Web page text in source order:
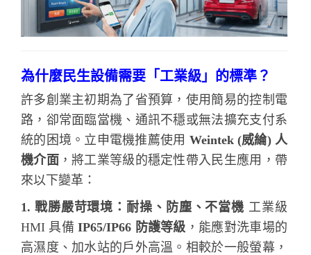
為什麼民生設備需要「工業級」的標準？
許多創業主初期為了省預算，使用簡易的控制電
路，卻常面臨當機、通訊不穩或無法擴充支付系
統的困境。立申電機推薦使用 Weintek (威綸) 人
機介面，將工業等級的穩定性帶入民生應用，帶
來以下變革：
1. 戰勝嚴苛環境：耐操、防塵、不當機 工業級
HMI 具備IP65/IP66 防護等級 ，能應對洗車場的
高濕度、加水站的戶外高溫。相較於一般螢幕，